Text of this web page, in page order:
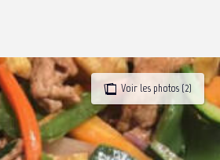
Voir les photos (2)